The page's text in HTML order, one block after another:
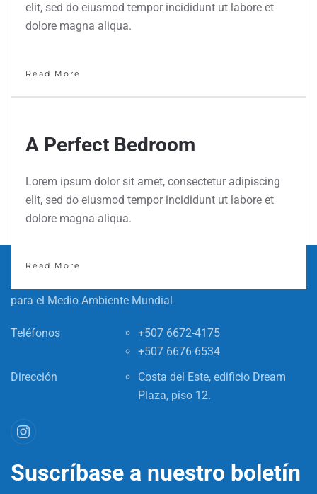
elit, sed do eiusmod tempor incididunt ut labore et
dolore magna aliqua.
Read More
A Perfect Bedroom
Lorem ipsum dolor sit amet, consectetur adipiscing
elit, sed do eiusmod tempor incididunt ut labore et
dolore magna aliqua.
Read More
para el Medio Ambiente Mundial
Teléfonos
+507 6672-4175
+507 6676-6534
Dirección
Costa del Este, edificio Dream
Plaza, piso 12.
Suscríbase a nuestro boletín